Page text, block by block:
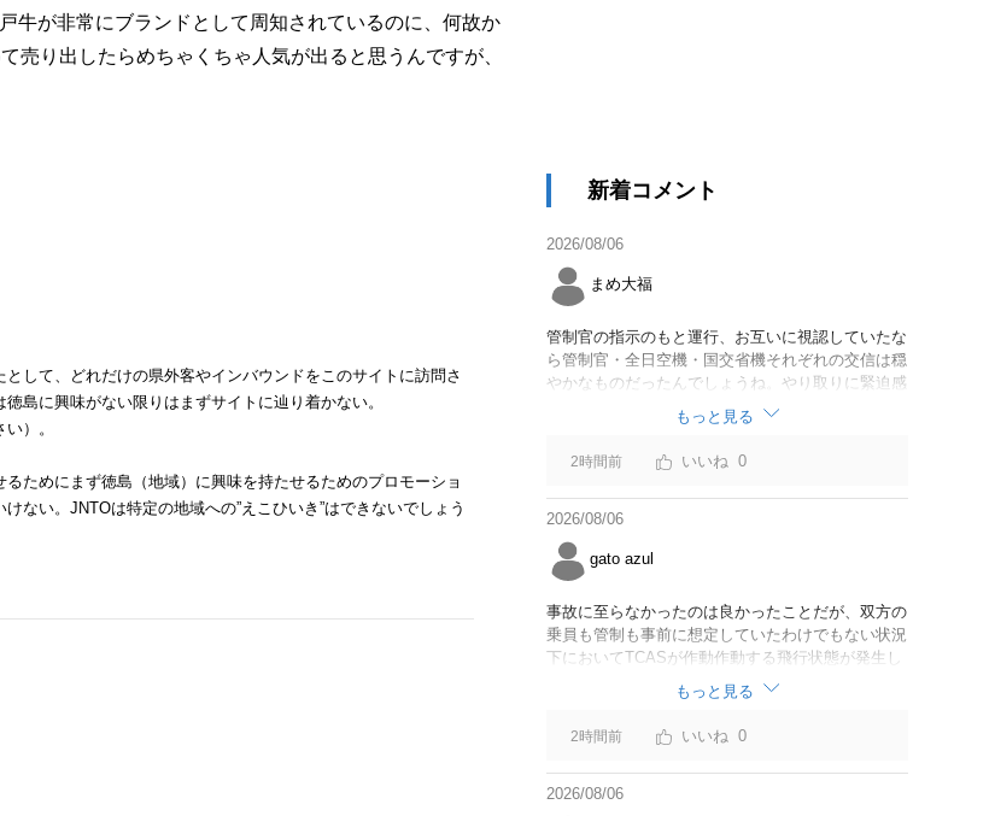
牛が非常にブランドとして周知されているのに、何故か
売り出したらめちゃくちゃ人気が出ると思うんですが、
して、どれだけの県外客やインバウンドをこのサイトに訪問さ
島に興味がない限りはまずサイトに辿り着かない。
）。
ためにまず徳島（地域）に興味を持たせるためのプロモーショ
ない。JNTOは特定の地域への”えこひいき”はできないでしょう
新着コメント
2026/08/06
まめ大福
管制官の指示のもと運行、お互いに視認していたな
ら管制官・全日空機・国交省機それぞれの交信は穏
やかなものだったんでしょうね。やり取りに緊迫感
がなかったのならば今回の判断は正しいと思いま
もっと見る
2時間前 0
2026/08/06
gato azul
事故に至らなかったのは良かったことだが、双方の
乗員も管制も事前に想定していたわけでもない状況
下においてTCASが作動作動する飛行状態が発生し
たことは事実。CABは身内可愛やでこのままうやむ
やにするつもりだろうか？
もっと見る
2時間前 0
2026/08/06